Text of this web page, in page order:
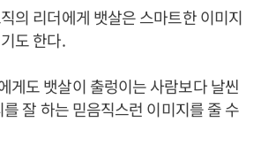
의 리더에게 뱃살은 스마트한 이미지
도 한다.
게도 뱃살이 출렁이는 사람보다 날씬
잘 하는 믿음직스런 이미지를 줄 수